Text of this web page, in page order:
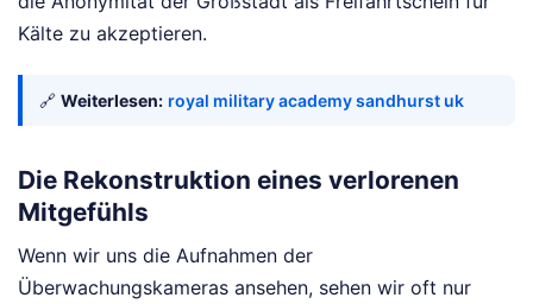
Kälte zu akzeptieren.
🔗 Weiterlesen: royal military academy sandhurst uk
Die Rekonstruktion eines verlorenen
Mitgefühls
Wenn wir uns die Aufnahmen der
Überwachungskameras ansehen, sehen wir oft nur